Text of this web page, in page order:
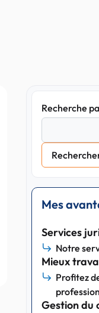
Recherche
Mes
Services
Notre
Mieux
Profitez
Gestion du